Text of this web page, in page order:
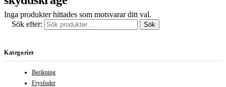
Inga produkter hittades som motsvarar ditt val.
Sök efter:
Sök
Kategorier
Berikning
Frysfoder